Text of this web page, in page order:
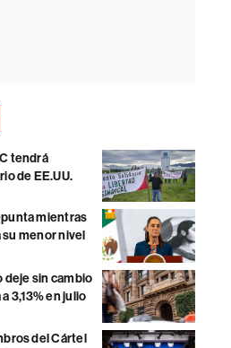
tendrá
de EE.UU.
mientras
su menor nivel
deje sin cambio
3,13% en julio
del Cártel